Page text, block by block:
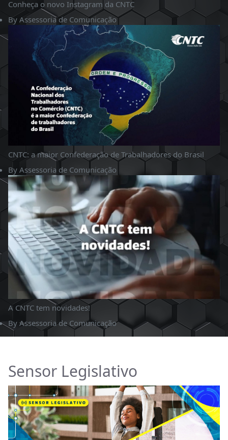
Conheça o novo Instagram da CNTC
By Assessoria de Comunicação
CNTC: a maior Confederação de Trabalhadores do Brasil
By Assessoria de Comunicação
A CNTC tem novidades!
By Assessoria de Comunicação
Sensor Legislativo